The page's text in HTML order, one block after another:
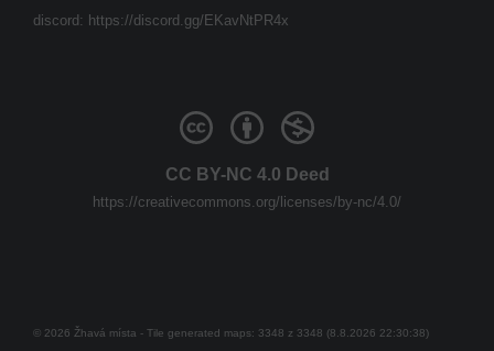
discord: https://discord.gg/EKavNtPR4x
CC BY-NC 4.0 Deed
https://creativecommons.org/licenses/by-nc/4.0/
© 2026 Žhavá místa - Tile generated maps: 3348 z 3348 (8.8.2026 22:30:38)